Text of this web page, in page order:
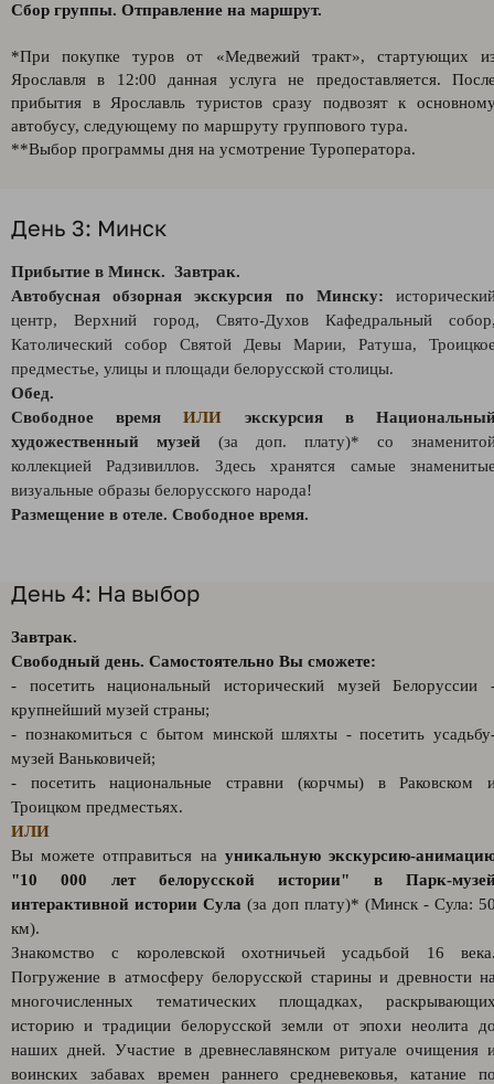
Сбор группы. Отправление на маршрут.
*При покупке туров от «Медвежий тракт», стартующих
Ярославля в 12:00 данная услуга не предоставляется.
прибытия в Ярославль туристов сразу подвозят к
автобусу, следующему по маршруту группового тура.
**Выбор программы дня на усмотрение Туроператора.
День 3: Минск
Прибытие в Минск. Завтрак.
Автобусная обзорная экскурсия по Минску:
центр, Верхний город, Свято-Духов Кафедральный
Католический собор Святой Девы Марии, Ратуша,
предместье, улицы и площади белорусской столицы.
Обед.
Свободное времяИЛИ экскурсия в
художественный музей (за доп. плату)* со
коллекцией Радзивиллов. Здесь хранятся самые
визуальные образы белорусского народа!
Размещение в отеле. Свободное время.
День 4: На выбор
Завтрак.
Свободный день. Самостоятельно Вы сможете:
- посетить национальный исторический музей Белоруссии
крупнейший музей страны;
- познакомиться с бытом минской шляхты - посетить
музей Ваньковичей;
- посетить национальные стравни (корчмы) в Раковском
Троицком предместьях.
ИЛИ
Вы можете отправиться на уникальную экскурсию-
"10 000 лет белорусской истории" в Парк-
интерактивной истории Сула (за доп плату)* (Минск - Сула:
км).
Знакомство с королевской охотничьей усадьбой 16
Погружение в атмосферу белорусской старины и древности
многочисленных тематических площадках,
историю и традиции белорусской земли от эпохи неолита
наших дней. Участие в древнеславянском ритуале очищения
воинских забавах времен раннего средневековья, катание